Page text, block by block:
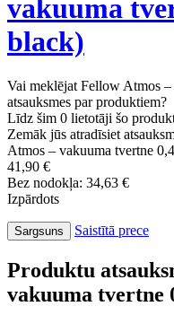
vakuuma
black)
Vai meklējat Fellow Atmos
atsauksmes par produktiem?
Līdz šim 0 lietotāji šo
Zemāk jūs atradīsiet
Atmos – vakuuma tvertne
41,90 €
Bez nodokļa: 34,63 €
Izpārdots
Sargsuns Saistītā prece
Produktu
vakuuma tvertne